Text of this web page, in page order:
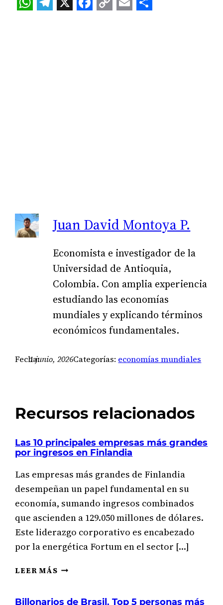
Juan David Montoya P.
Economista e investigador de la
Universidad de Antioquia,
Colombia. Con amplia experiencia
estudiando las economías
mundiales y explicando términos
económicos fundamentales.
Fecha:1 junio, 2026Categorías: economías mundiales
Recursos relacionados
Las 10 principales empresas más grandes
por ingresos en Finlandia
Las empresas más grandes de Finlandia
desempeñan un papel fundamental en su
economía, sumando ingresos combinados
que ascienden a 129.050 millones de dólares.
Este liderazgo corporativo es encabezado
por la energética Fortum en el sector […]
LEER MÁS LAS
EMPRESAS
Billonarios de Brasil. Top 5 personas más